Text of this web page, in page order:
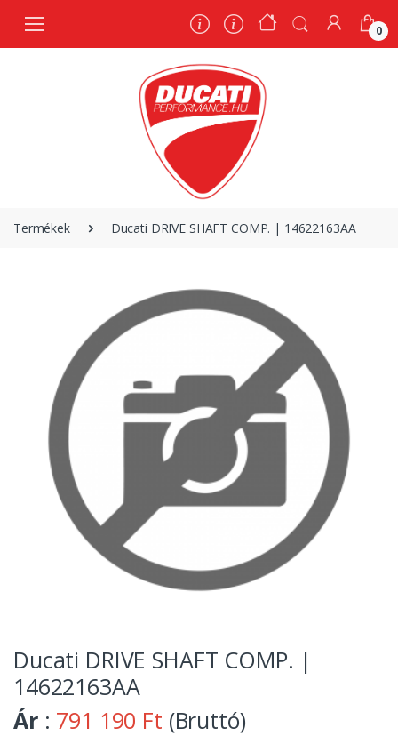
0
Termékek Ducati DRIVE SHAFT COMP. | 14622163AA
Ducati DRIVE SHAFT COMP. |
14622163AA
Ár : 791 190 Ft (Bruttó)
0